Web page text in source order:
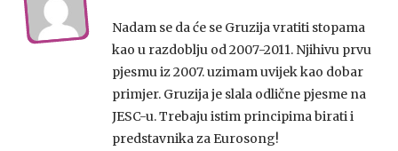
Nadam se da će se Gruzija vratiti stopama
kao u razdoblju od 2007-2011. Njihivu prvu
pjesmu iz 2007. uzimam uvijek kao dobar
primjer. Gruzija je slala odlične pjesme na
JESC-u. Trebaju istim principima birati i
predstavnika za Eurosong!